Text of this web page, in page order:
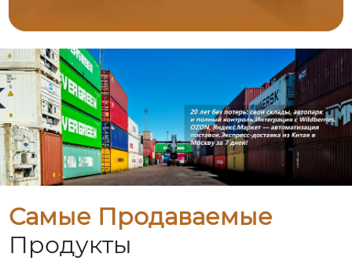
Самые Продаваемые
Продукты